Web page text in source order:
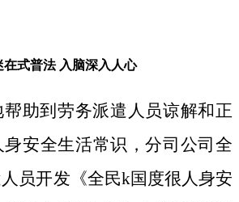
在式普法 入脑深入人心
帮助到劳务派遣人员谅解和正
安全生活常识，分司公司全
员开发《全民k国度很人身安